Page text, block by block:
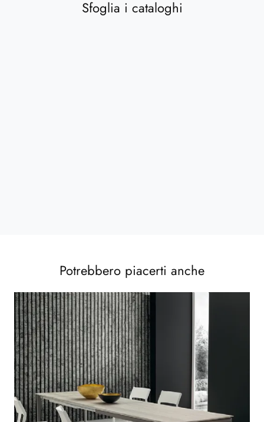
Sfoglia i cataloghi
Potrebbero piacerti anche